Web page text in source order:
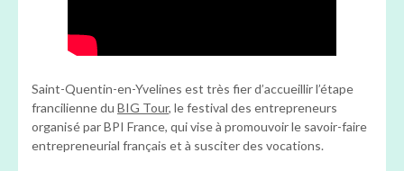
Saint-Quentin-en-Yvelines est très fier d’accueillir l’étape
francilienne du BIG Tour, le festival des entrepreneurs
organisé par BPI France, qui vise à promouvoir le savoir-faire
entrepreneurial français et à susciter des vocations.